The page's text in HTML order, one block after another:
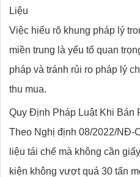
Liệu
Việc hiểu rõ khung pháp lý
miền trung là yếu tố quan
pháp và tránh rủi ro pháp lý
thu mua.
Quy Định Pháp Luật Khi Bán
Theo Nghị định 08/2022/NĐ-
liệu tái chế mà không cần
kiện không vượt quá 30 tấn